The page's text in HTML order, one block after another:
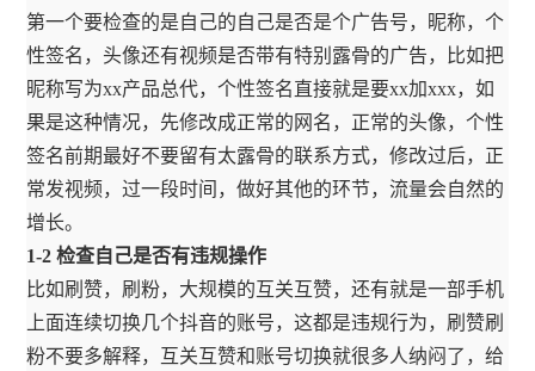
第一个要检查的是自己的自己是否是个广告号，昵称，个
性签名，头像还有视频是否带有特别露骨的广告，比如把
昵称写为xx产品总代，个性签名直接就是要xx加xxx，如
果是这种情况，先修改成正常的网名，正常的头像，个性
签名前期最好不要留有太露骨的联系方式，修改过后，正
常发视频，过一段时间，做好其他的环节，流量会自然的
增长。
1-2 检查自己是否有违规操作
比如刷赞，刷粉，大规模的互关互赞，还有就是一部手机
上面连续切换几个抖音的账号，这都是违规行为，刷赞刷
粉不要多解释，互关互赞和账号切换就很多人纳闷了，给